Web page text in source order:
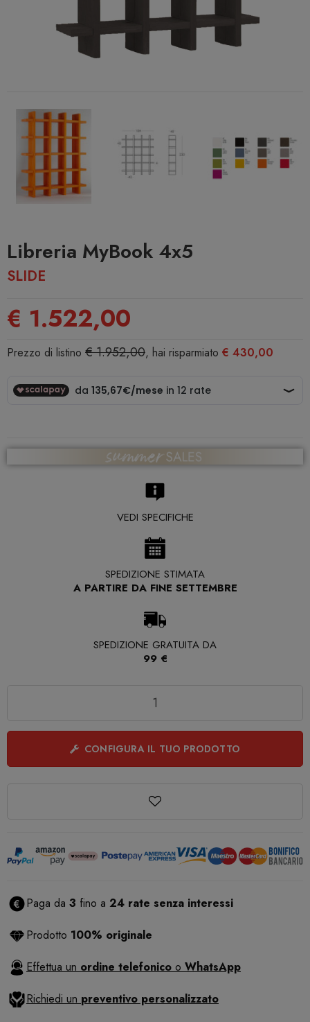
Libreria MyBook 4x5
SLIDE
€ 1.522,00
Prezzo di listino € 1.952,00, hai risparmiato € 430,00
VEDI SPECIFICHE
SPEDIZIONE STIMATA
A PARTIRE DA FINE SETTEMBRE
SPEDIZIONE GRATUITA DA
99 €
CONFIGURA IL TUO PRODOTTO
Paga da 3 fino a 24 rate senza interessi
Prodotto 100% originale
Effettua un ordine telefonico o WhatsApp
Richiedi un preventivo personalizzato